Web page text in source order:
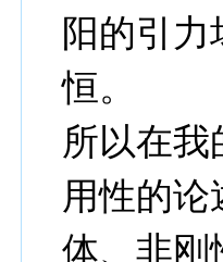
阳的引
恒。
所以在
用性的
体、非刚